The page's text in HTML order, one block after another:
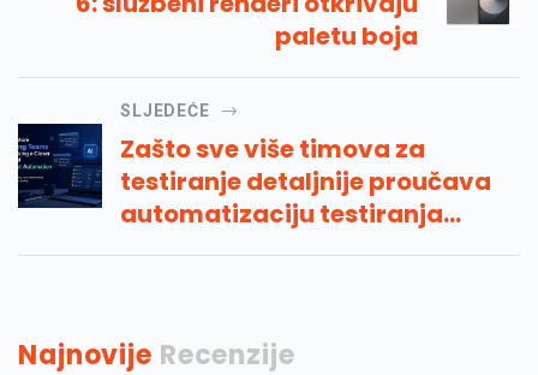
paletu boja
SLJEDEĆE
Zašto sve više timova za
testiranje detaljnije proučava
automatizaciju testiranja
umjetne inteligencije
Najnovije Recenzije